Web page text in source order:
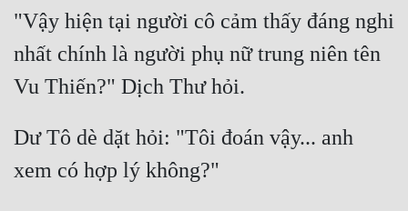
"Vậy hiện tại người cô cảm thấy đáng nghi
nhất chính là người phụ nữ trung niên tên
Dư Tô dè dặt hỏi: "Tôi đoán vậy... anh